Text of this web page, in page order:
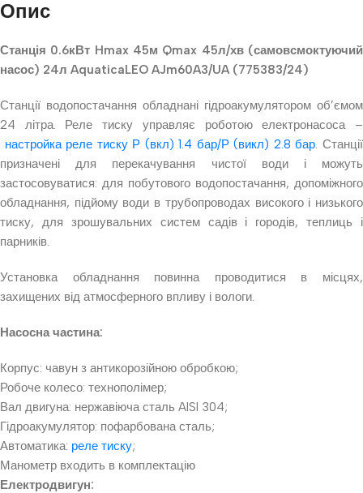
Опис
Станція 0.6кВт Hmax 45м Qmax 45л/хв (самовсмоктуючий
насос) 24л AquaticaLEO AJm60A3/UA (775383/24)
Станції водопостачання обладнані гідроакумулятором об’ємом
24 літра. Реле тиску управляє роботою електронасоса –
настройка реле тиску Р (вкл) 1.4 бар/Р (викл) 2.8 бар. Станції
призначені для перекачування чистої води і можуть
застосовуватися: для побутового водопостачання, допоміжного
обладнання, підйому води в трубопроводах високого і низького
тиску, для зрошувальних систем садів і городів, теплиць і
парників.
Установка обладнання повинна проводитися в місцях,
захищених від атмосферного впливу і вологи.
Насосна частина:
Корпус: чавун з антикорозійною обробкою;
Робоче колесо: технополімер;
Вал двигуна: нержавіюча сталь AISI 304;
Гідроакумулятор: пофарбована сталь;
Автоматика: реле тиску;
Манометр входить в комплектацію
Електродвигун: